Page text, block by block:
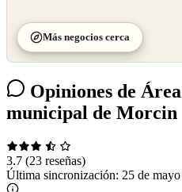
Más negocios cerca
Opiniones de
municipal de Morcin
3.7 (23 reseñas)
Última sincronización: 25 de